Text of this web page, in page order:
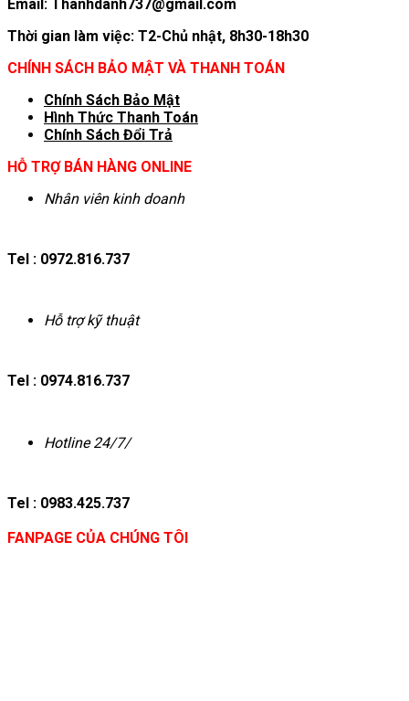
Email: Thanhdanh737@gmail.com
Thời gian làm việc: T2-Chủ nhật, 8h30-18h30
CHÍNH SÁCH BẢO MẬT VÀ THANH TOÁN
Chính Sách Bảo Mật
Hình Thức Thanh Toán
Chính Sách Đổi Trả
HỖ TRỢ BÁN HÀNG ONLINE
Nhân viên kinh doanh
Tel : 0972.816.737
Hỗ trợ kỹ thuật
Tel : 0974.816.737
Hotline 24/7/
Tel : 0983.425.737
FANPAGE CỦA CHÚNG TÔI